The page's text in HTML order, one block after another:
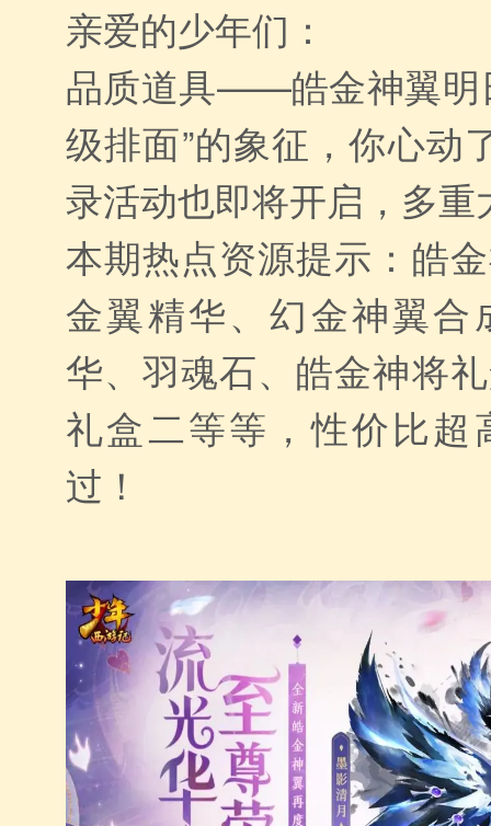
亲爱的少年们：
品质道具——皓金神翼明
级排面”的象征，你心动
录活动也即将开启，多
本期热点资源提示：皓
金翼精华、幻金神翼合
华、羽魂石、皓金神将
礼盒二等等，性价比超
过！